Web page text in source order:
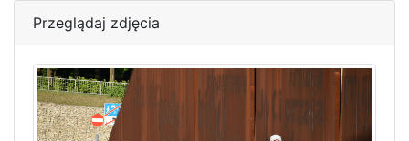
Przeglądaj zdjęcia